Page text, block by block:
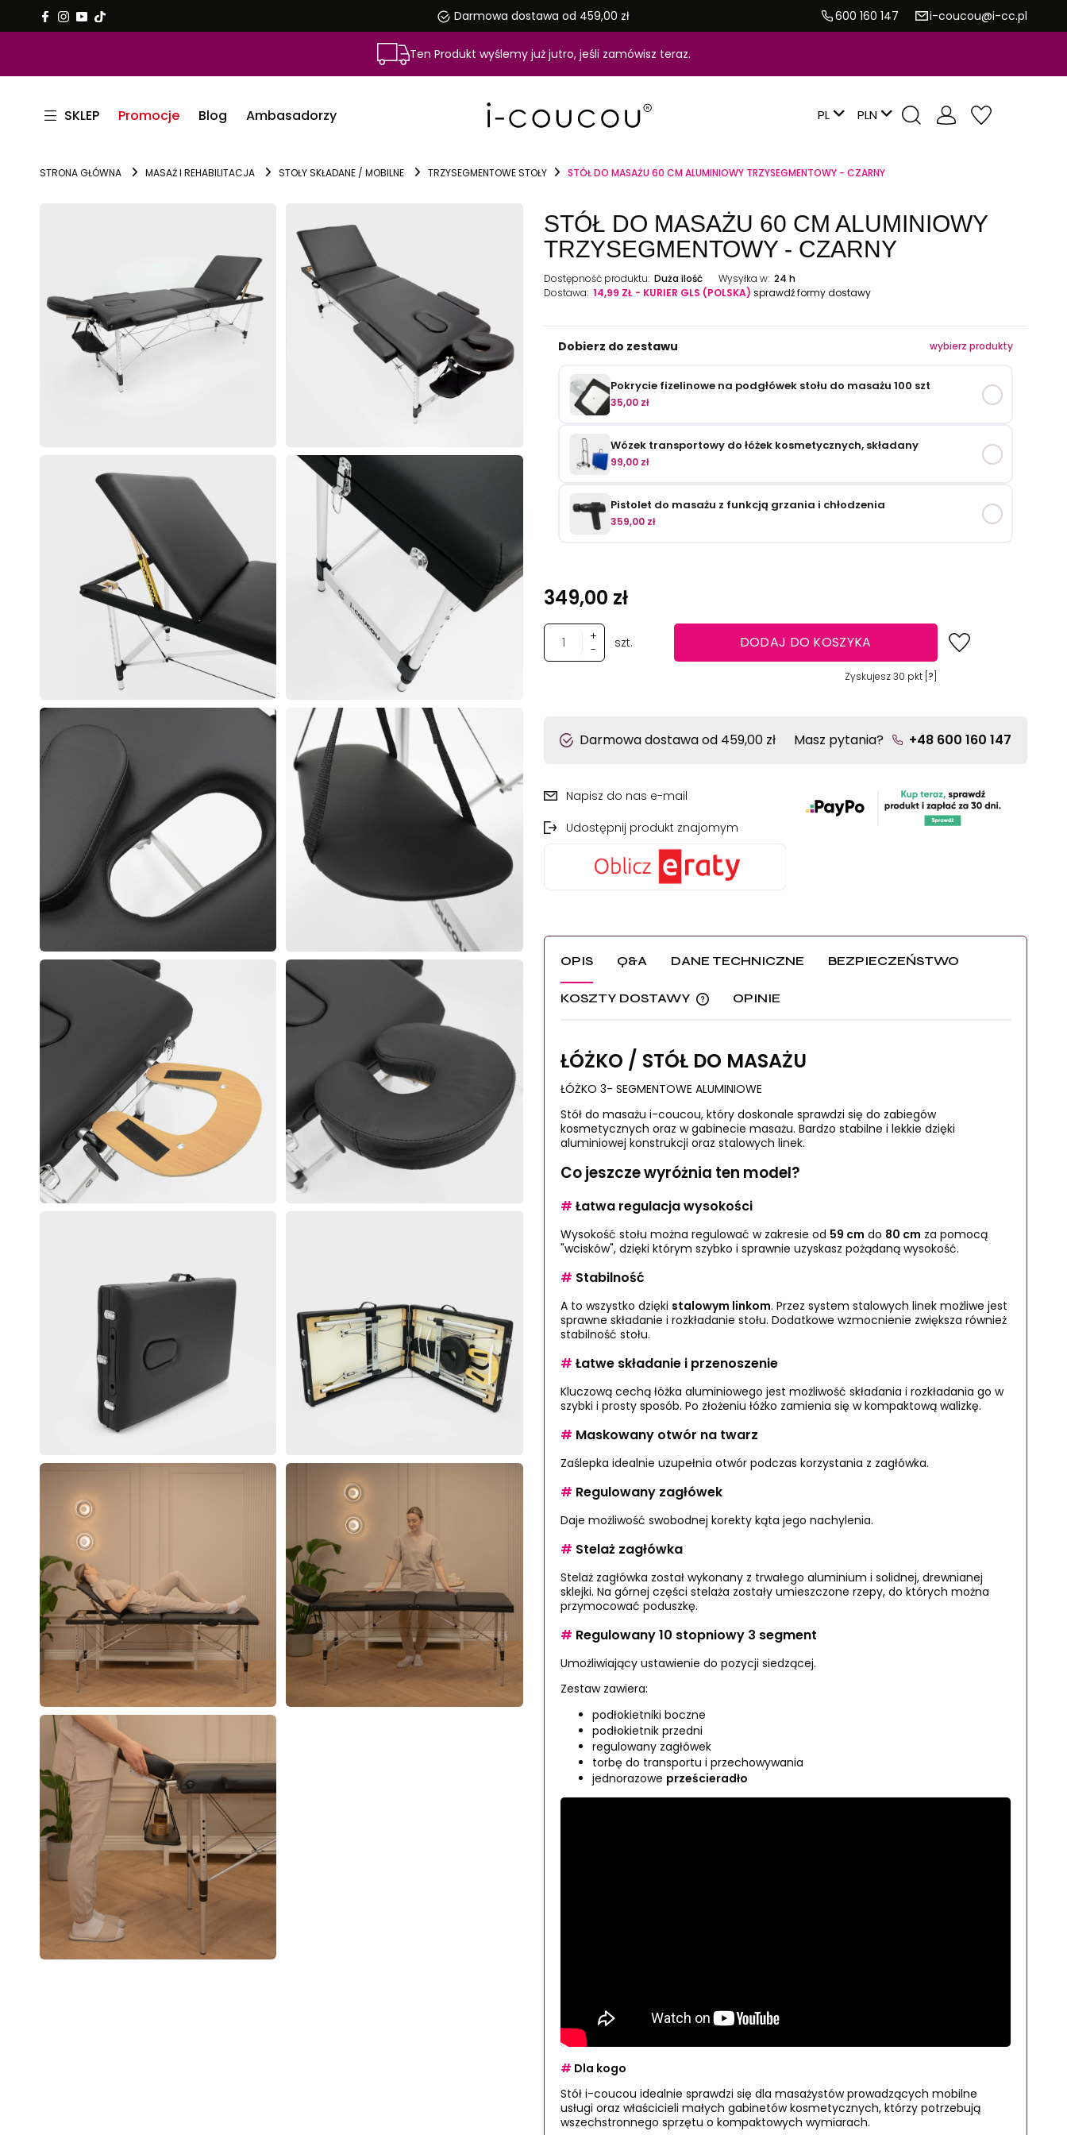
Darmowa dostawa od 459,00 zł 600 160 147 i-coucou@i-cc.pl
Ten Produkt wyślemy już jutro, jeśli zamówisz teraz.
SKLEP Promocje Blog Ambasadorzy PL
STRONA GŁÓWNA MASAŻ I REHABILITACJA STOŁY SKŁADANE / MOBILNE TRZYSEGMENTOWE STOŁY STÓŁ DO MASAŻU 60 CM ALUMINIOWY TRZYSEGMENTOWY - CZARNY
STÓŁ DO MASAŻU 60 CM ALUMINIOWY
TRZYSEGMENTOWY - CZARNY
Dostępność produktu: Duża ilość Wysyłka w: 24 h
Dostawa: 14,99 ZŁ - KURIER GLS (POLSKA) sprawdź formy dostawy
349,00 zł
+
-
szt. DODAJ DO KOSZYKA
Zyskujesz30 pkt [ ?
Dobierz do zestawu wybierz produkty
Pokrycie fizelinowe na podgłówek stołu do masażu 100 szt
35,00 zł
Wózek transportowy do łóżek kosmetycznych, składany
99,00 zł
Pistolet do masażu z funkcją grzania i chłodzenia
359,00 zł
Darmowa dostawa od 459,00 zł Masz pytania? +48 600 160 147
Napisz do nas e-mail
Udostępnij produkt znajomym
OPIS Q&A DANE TECHNICZNE BEZPIECZEŃSTWO
KOSZTY DOSTAWY
DODATKÓW KOSZTÓW
OPINIE
ŁÓŻKO / STÓŁ DO MASAŻU
ŁÓŻKO 3- SEGMENTOWE ALUMINIOWE
Stół do masażu i-coucou, który doskonale sprawdzi się do zabiegów
kosmetycznych oraz w gabinecie masażu. Bardzo stabilne i lekkie dzięki
aluminiowej konstrukcji oraz stalowych linek.
Co jeszcze wyróżnia ten model?
# Łatwa regulacja wysokości
Wysokość stołu można regulować w zakresie od 59 cm do 80 cm za pomocą
"wcisków", dzięki którym szybko i sprawnie uzyskasz pożądaną wysokość.
# Stabilność
A to wszystko dzięki stalowym linkom. Przez system stalowych linek możliwe jest
sprawne składanie i rozkładanie stołu. Dodatkowe wzmocnienie zwiększa również
stabilność stołu.
# Łatwe składanie i przenoszenie
Kluczową cechą łóżka aluminiowego jest możliwość składania i rozkładania go w
szybki i prosty sposób. Po złożeniu łóżko zamienia się w kompaktową walizkę.
# Maskowany otwór na twarz
Zaślepka idealnie uzupełnia otwór podczas korzystania z zagłówka.
# Regulowany zagłówek
Daje możliwość swobodnej korekty kąta jego nachylenia.
# Stelaż zagłówka
Stelaż zagłówka został wykonany z trwałego aluminium i solidnej, drewnianej
sklejki. Na górnej części stelaża zostały umieszczone rzepy, do których można
przymocować poduszkę.
# Regulowany 10 stopniowy 3 segment
Umożliwiający ustawienie do pozycji siedzącej.
Zestaw zawiera:
podłokietniki boczne
podłokietnik przedni
regulowany zagłówek
torbę do transportu i przechowywania
jednorazowe prześcieradło
# Dla kogo
Stół i-coucou idealnie sprawdzi się dla masażystów prowadzących mobilne
usługi oraz właścicieli małych gabinetów kosmetycznych, którzy potrzebują
wszechstronnego sprzętu o kompaktowych wymiarach.